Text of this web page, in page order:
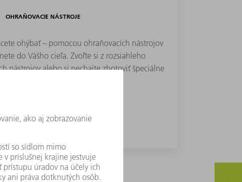
OHRAŇOVACIE NÁSTROJE
ohýbať – pomocou ohraňovacích nástrojov
do Vášho cieľa. Zvoľte si z rozsiahleho
nástrojov alebo si nechajte zhotoviť špeciálne